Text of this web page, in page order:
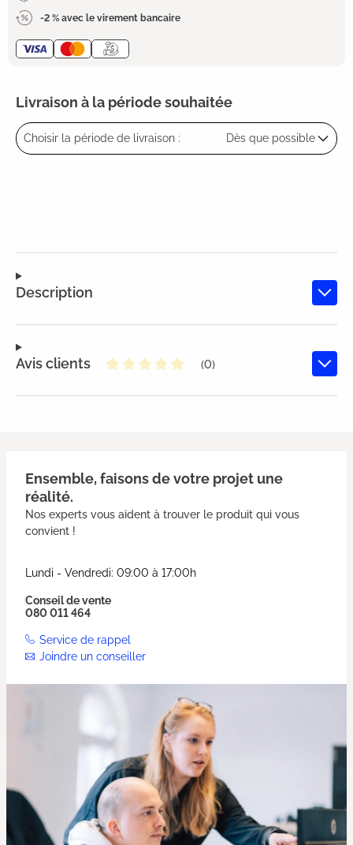
-2 % avec le virement bancaire
Livraison à la période souhaitée
Choisir la période de livraison : Dès que possible
Description
Avis clients
(0)
Ensemble, faisons de votre projet une
réalité.
Nos experts vous aident à trouver le produit qui vous
convient !
Lundi - Vendredi: 09:00 à 17:00h
Conseil de vente
080 011 464
Service de rappel
Joindre un conseiller